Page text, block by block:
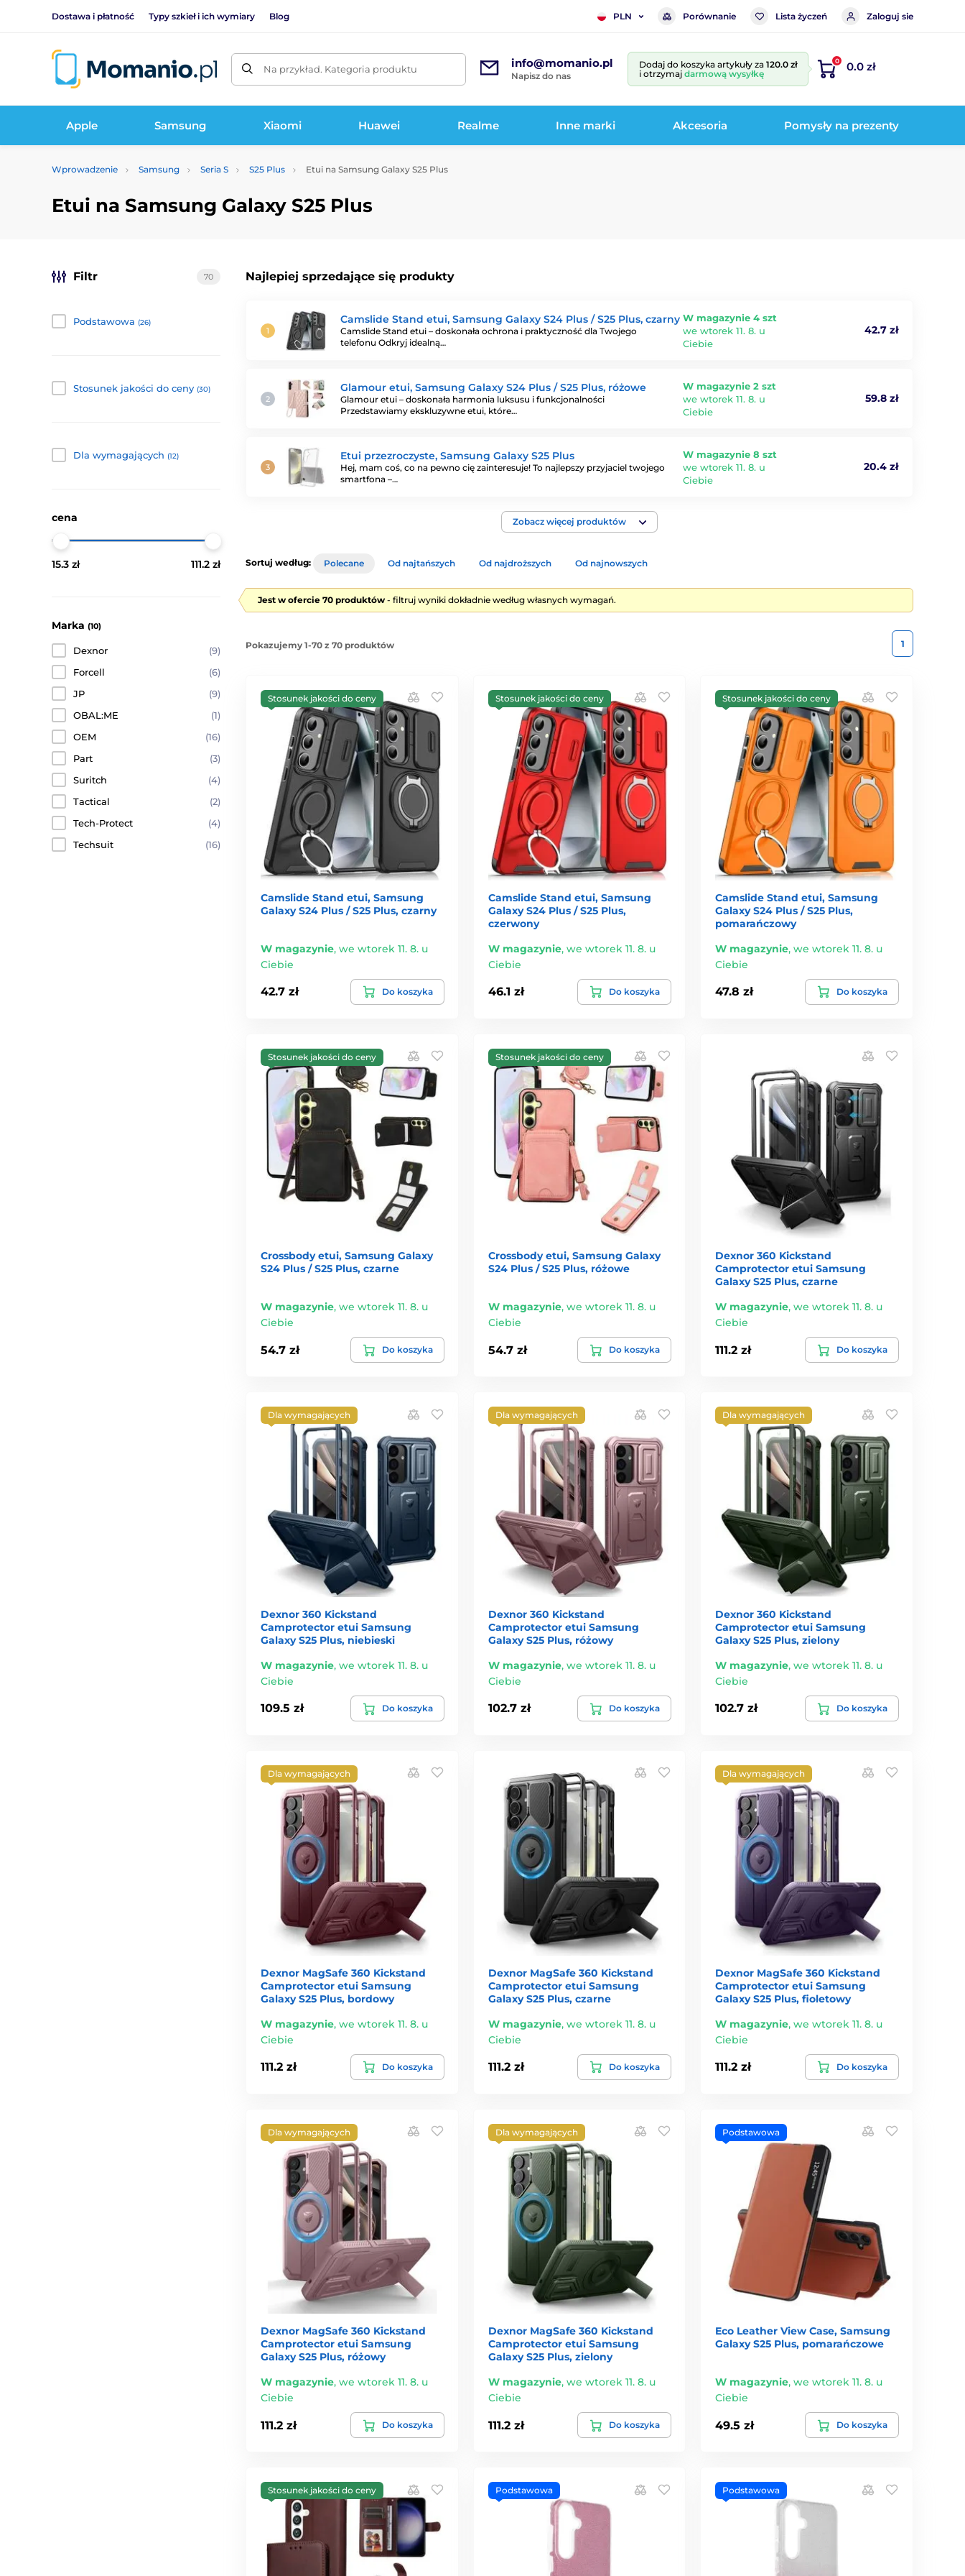
Dostawa i płatność Typy szkieł i ich wymiary Blog PLN Porównanie Lista życzeń Zaloguj sie
Na przykład. Kategoria produktu info@momanio.pl
Napisz do nas
Dodaj do koszyka artykuły za 120.0 zł
i otrzymaj darmową wysyłkę
0 0.0 zł
Apple Samsung Xiaomi Huawei Realme Inne marki Akcesoria Pomysły na prezenty
Wprowadzenie Samsung Seria S S25 Plus Etui na Samsung Galaxy S25 Plus
Etui na Samsung Galaxy S25 Plus
Najlepiej sprzedające się produkty
Camslide Stand etui, Samsung Galaxy S24 Plus / S25 Plus, czarny
Camslide Stand etui – doskonała ochrona i praktyczność dla Twojego
telefonu Odkryj idealną…
W magazynie 4 szt
we wtorek 11. 8. u
Ciebie
42.7 zł
Glamour etui, Samsung Galaxy S24 Plus / S25 Plus, różowe
Glamour etui – doskonała harmonia luksusu i funkcjonalności
Przedstawiamy ekskluzywne etui, które…
W magazynie 2 szt
we wtorek 11. 8. u
Ciebie
59.8 zł
Etui przezroczyste, Samsung Galaxy S25 Plus
Hej, mam coś, co na pewno cię zainteresuje! To najlepszy przyjaciel twojego
smartfona –…
W magazynie 8 szt
we wtorek 11. 8. u
Ciebie
20.4 zł
Zobacz więcej produktów
Filtr 70
Podstawowa (26)
Stosunek jakości do ceny (30)
Dla wymagających (12)
cena
15.3 zł 111.2 zł
Marka (10)
Dexnor
(9)
Forcell
(6)
JP
(9)
OBAL:ME
(1)
OEM
(16)
Part
(3)
Suritch
(4)
Tactical
(2)
Tech-Protect
(4)
Techsuit
(16)
Sortuj według: Polecane Od najtańszych Od najdroższych Od najnowszych
Jest w ofercie 70 produktów - filtruj wyniki dokładnie według własnych wymagań.
Pokazujemy 1-70 z 70 produktów 1
Stosunek jakości do ceny
Camslide Stand etui, Samsung
Galaxy S24 Plus / S25 Plus, czarny
W magazynie, we wtorek 11. 8. u
Ciebie
42.7 zł Do koszyka
Stosunek jakości do ceny
Camslide Stand etui, Samsung
Galaxy S24 Plus / S25 Plus,
czerwony
W magazynie, we wtorek 11. 8. u
Ciebie
46.1 zł Do koszyka
Stosunek jakości do ceny
Camslide Stand etui, Samsung
Galaxy S24 Plus / S25 Plus,
pomarańczowy
W magazynie,we wtorek 11. 8. u
Ciebie
47.8 zł Do koszyka
Stosunek jakości do ceny
Crossbody etui, Samsung Galaxy
S24 Plus / S25 Plus, czarne
W magazynie, we wtorek 11. 8. u
Ciebie
54.7 zł Do koszyka
Stosunek jakości do ceny
Crossbody etui, Samsung Galaxy
S24 Plus / S25 Plus, różowe
W magazynie, we wtorek 11. 8. u
Ciebie
54.7 zł Do koszyka
Dexnor 360 Kickstand
Camprotector etui Samsung
Galaxy S25 Plus, czarne
W magazynie,we wtorek 11. 8. u
Ciebie
111.2 zł Do koszyka
Dla wymagających
Dexnor 360 Kickstand
Camprotector etui Samsung
Galaxy S25 Plus, niebieski
W magazynie, we wtorek 11. 8. u
Ciebie
109.5 zł Do koszyka
Dla wymagających
Dexnor 360 Kickstand
Camprotector etui Samsung
Galaxy S25 Plus, różowy
W magazynie, we wtorek 11. 8. u
Ciebie
102.7 zł Do koszyka
Dla wymagających
Dexnor 360 Kickstand
Camprotector etui Samsung
Galaxy S25 Plus, zielony
W magazynie,we wtorek 11. 8. u
Ciebie
102.7 zł Do koszyka
Dla wymagających
Dexnor MagSafe 360 Kickstand
Camprotector etui Samsung
Galaxy S25 Plus, bordowy
W magazynie, we wtorek 11. 8. u
Ciebie
111.2 zł Do koszyka
Dexnor MagSafe 360 Kickstand
Camprotector etui Samsung
Galaxy S25 Plus, czarne
W magazynie, we wtorek 11. 8. u
Ciebie
111.2 zł Do koszyka
Dla wymagających
Dexnor MagSafe 360 Kickstand
Camprotector etui Samsung
Galaxy S25 Plus, fioletowy
W magazynie,we wtorek 11. 8. u
Ciebie
111.2 zł Do koszyka
Dla wymagających
Dexnor MagSafe 360 Kickstand
Camprotector etui Samsung
Galaxy S25 Plus, różowy
W magazynie, we wtorek 11. 8. u
Ciebie
111.2 zł Do koszyka
Dla wymagających
Dexnor MagSafe 360 Kickstand
Camprotector etui Samsung
Galaxy S25 Plus, zielony
W magazynie, we wtorek 11. 8. u
Ciebie
111.2 zł Do koszyka
Podstawowa
Eco Leather View Case, Samsung
Galaxy S25 Plus, pomarańczowe
W magazynie,we wtorek 11. 8. u
Ciebie
49.5 zł Do koszyka
Stosunek jakości do ceny Podstawowa Podstawowa